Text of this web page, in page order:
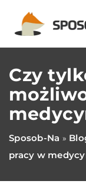
Czy
Sposob-Na »
pracy w